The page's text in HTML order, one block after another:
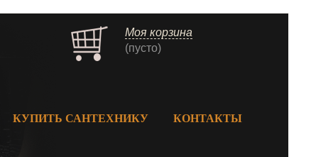
Моя корзина
(пусто)
КУПИТЬ САНТЕХНИКУ КОНТАКТЫ